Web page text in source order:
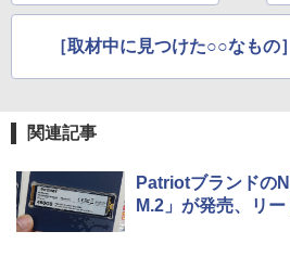
［取材中に見つけた○○なもの
関連記事
Patriotブランドの
M.2」が発売、リ